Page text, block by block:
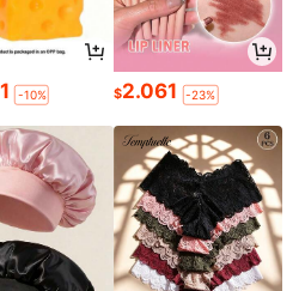
-10% $2.061 -23%